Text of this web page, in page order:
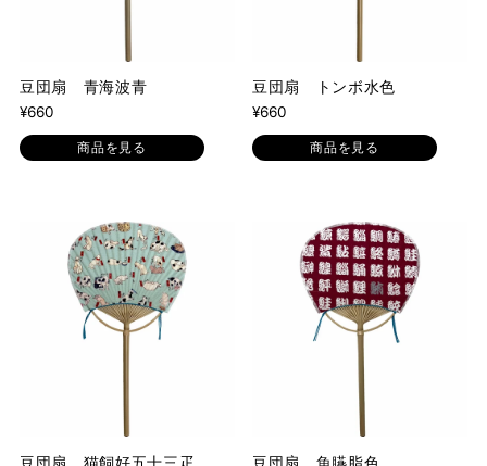
豆団扇 青海波青
¥660
商品を見る
豆団扇 トンボ水色
¥660
商品を見る
豆団扇 猫飼好五十三疋
豆団扇 魚臙脂色